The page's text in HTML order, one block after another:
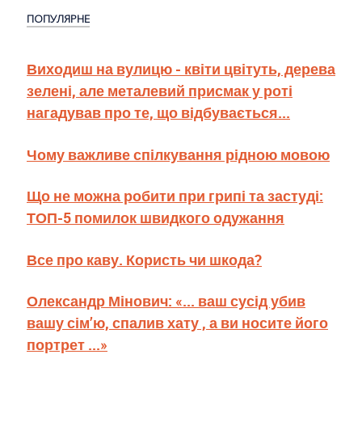
ПОПУЛЯРНЕ
Виходиш на вулицю - квіти цвітуть, дерева
зелені, але металевий присмак у роті
нагадував про те, що відбувається...
Чому важливе спілкування рідною мовою
Що не можна робити при грипі та застуді:
ТОП-5 помилок швидкого одужання
Все про каву. Користь чи шкода?
Олександр Мінович: «... ваш сусід убив
вашу сім’ю, спалив хату , а ви носите його
портрет ...»